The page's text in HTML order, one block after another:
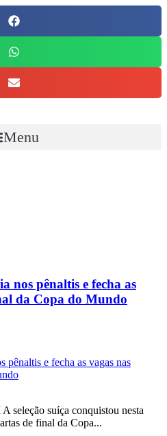
Menu
nos pênaltis e fecha as
da Copa do Mundo
seleção suíça conquistou nesta
de final da Copa...